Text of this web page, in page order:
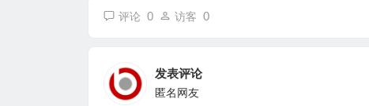
评论 0 访客 0
发表评论
匿名网友